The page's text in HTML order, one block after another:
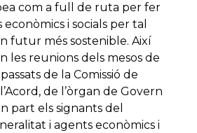
com a full de ruta per fer
i socials per tal
futur més sostenible. Així
les reunions dels mesos de
de la Comissió de
de l’òrgan de Govern
part els signants del
i agents econòmics i